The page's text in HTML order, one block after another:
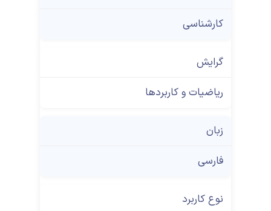
کارشناسی
گرایش
ریاضیات و کاربردها
زبان
فارسی
نوع کاربرد